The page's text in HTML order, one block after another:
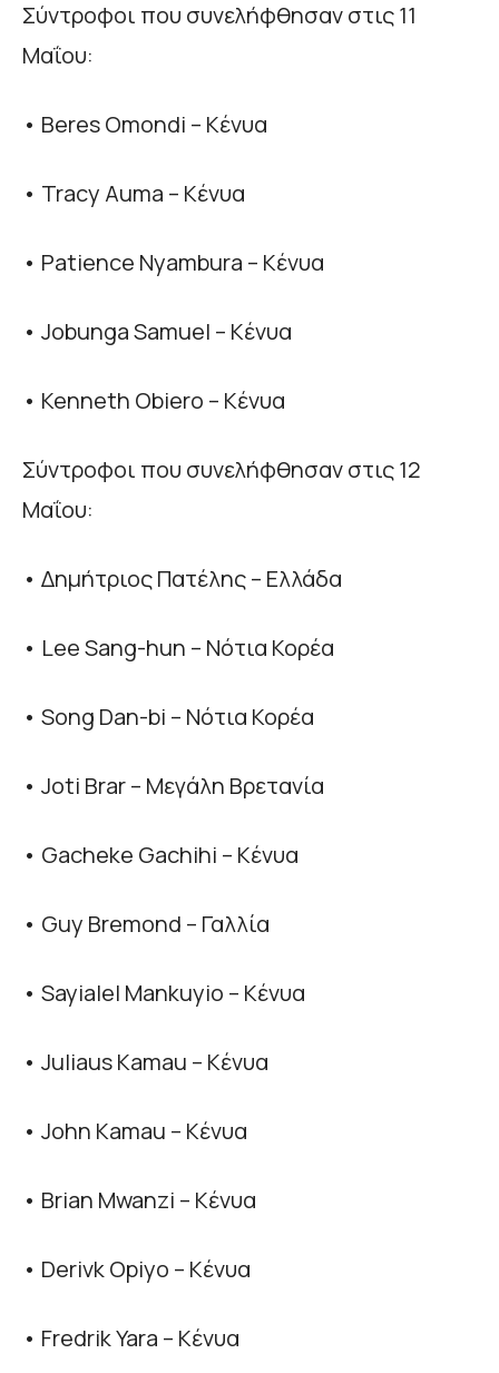
Σύντροφοι που συνελήφθησαν στις 11
Μαΐου:
• Beres Omondi – Κένυα
• Tracy Auma – Κένυα
• Patience Nyambura – Κένυα
• Jobunga Samuel – Κένυα
• Kenneth Obiero – Κένυα
Σύντροφοι που συνελήφθησαν στις 12
Μαΐου:
• Δημήτριος Πατέλης – Ελλάδα
• Lee Sang-hun – Νότια Κορέα
• Song Dan-bi – Νότια Κορέα
• Joti Brar – Μεγάλη Βρετανία
• Gacheke Gachihi – Κένυα
• Guy Bremond – Γαλλία
• Sayialel Mankuyio – Κένυα
• Juliaus Kamau – Κένυα
• John Kamau – Κένυα
• Brian Mwanzi – Κένυα
• Derivk Opiyo – Κένυα
• Fredrik Yara – Κένυα